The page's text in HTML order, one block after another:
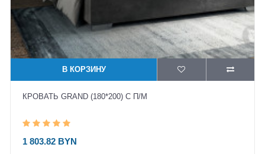
В КОРЗИНУ
КРОВАТЬ GRAND (180*200) С П/М
1 803.82 BYN